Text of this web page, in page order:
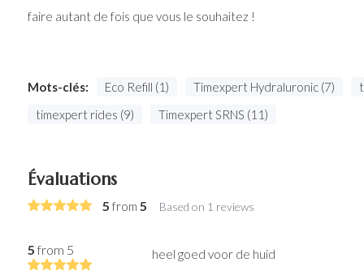
faire autant de fois que vous le souhaitez !
Mots-clés: Eco Refill (1) Timexpert Hydraluronic (7)
timexpert rides (9)
Timexpert SRNS (11)
Évaluations
5 from 5 Based on 1 reviews
5 from 5 heel goed voor de huid